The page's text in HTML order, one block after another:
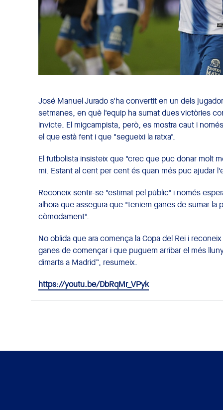
José Manuel Jurado s'ha convertit en un dels
setmanes, en què l'equip ha sumat dues victòries
invicte. El migcampista, però, es mostra caut i
el que està fent i que "segueixi la ratxa".
El futbolista insisteix que "crec que puc donar molt
mi. Estant al cent per cent és quan més puc ajudar
Reconeix sentir-se "estimat pel públic" i només
alhora que assegura que "teníem ganes de sumar la
còmodament".
No oblida que ara comença la Copa del Rei i
ganes de començar i que puguem arribar el més
dimarts a Madrid”, resumeix.
https://youtu.be/DbRqMr_VPyk